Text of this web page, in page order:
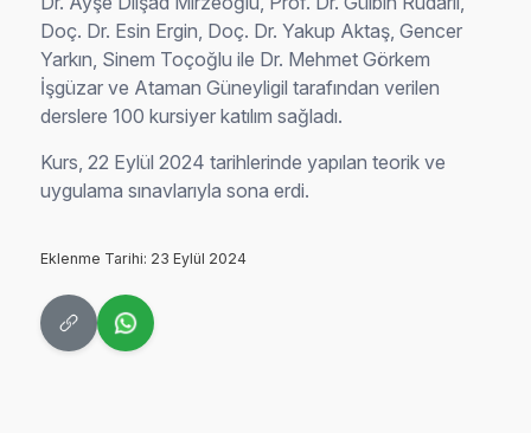
Doç. Dr. Esin Ergin, Doç. Dr. Yakup Aktaş, Gencer
Yarkın, Sinem Toçoğlu ile Dr. Mehmet Görkem
İşgüzar ve Ataman Güneyligil tarafından verilen
derslere 100 kursiyer katılım sağladı.
Kurs, 22 Eylül 2024 tarihlerinde yapılan teorik ve
uygulama sınavlarıyla sona erdi.
Eklenme Tarihi: 23 Eylül 2024